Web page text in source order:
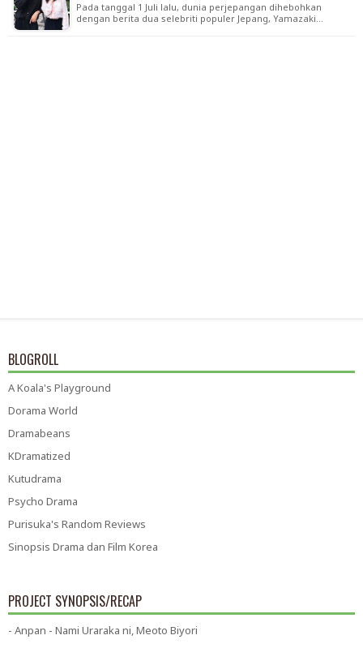
Pada tanggal 1 Juli lalu, dunia perjepangan dihebohkan
dengan berita dua selebriti populer Jepang, Yamazaki…
BLOGROLL
A Koala's Playground
Dorama World
Dramabeans
KDramatized
Kutudrama
Psycho Drama
Purisuka's Random Reviews
Sinopsis Drama dan Film Korea
PROJECT SYNOPSIS/RECAP
- Anpan - Nami Uraraka ni, Meoto Biyori